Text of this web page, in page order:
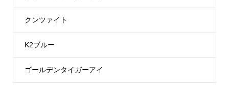
クンツァイト
K2ブルー
ゴールデンタイガーアイ